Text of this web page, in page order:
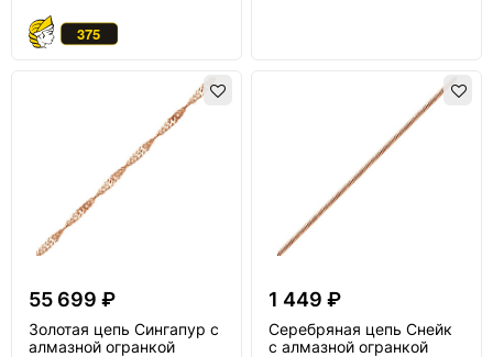
55 699 ₽
Золотая цепь Сингапур с
алмазной огранкой
1 449 ₽
Серебряная цепь Снейк
с алмазной огранкой